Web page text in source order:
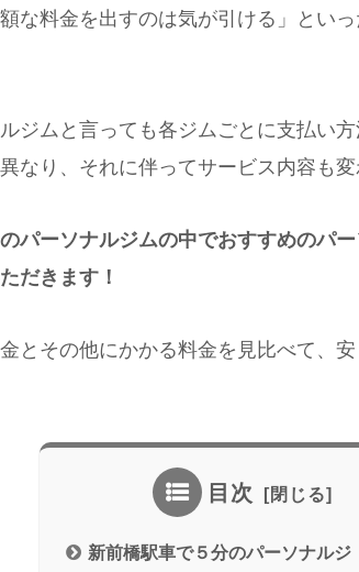
な料金を出すのは気が引ける」とい
ジムと言っても各ジムごとに支払い
なり、それに伴ってサービス内容も変
パーソナルジムの中でおすすめのパ
だきます！
とその他にかかる料金を見比べて、
目次
新前橋駅車で５分のパーソナルジ